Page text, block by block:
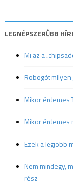
LEGNÉPSZERŰBB
Mi az a
Robogót
Mikor érdemes
Mikor érdemes
Ezek a legjobb
Nem mindegy,
rész